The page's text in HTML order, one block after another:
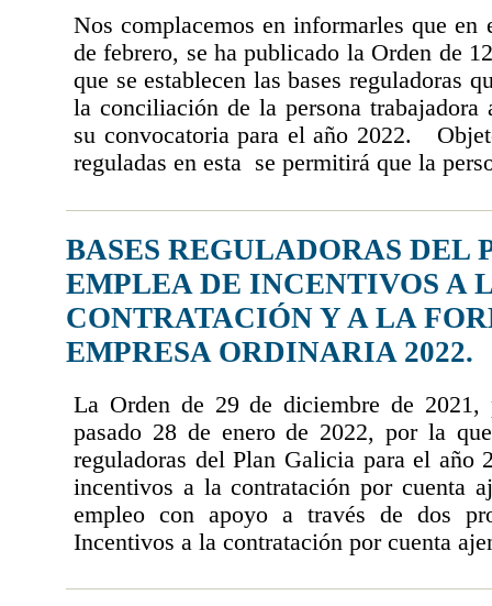
Nos complacemos en informarles que
de febrero, se ha publicado la Orden de
que se establecen las bases reguladoras
la conciliación de la persona trabajadora
su convocatoria para el año 2022.
reguladas en esta se permitirá que la
BASES REGULADORAS DEL
EMPLEA DE INCENTIVOS A
CONTRATACIÓN Y A LA
EMPRESA ORDINARIA 2022.
La Orden de 29 de diciembre de
pasado 28 de enero de 2022, por la
reguladoras del Plan Galicia para el año
incentivos a la contratación por cuenta
empleo con apoyo a través de dos
Incentivos a la contratación por cuenta